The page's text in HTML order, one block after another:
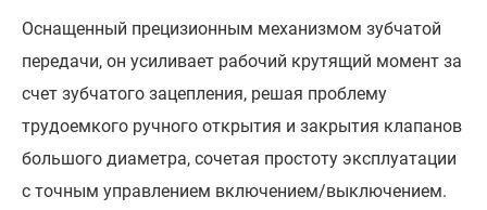
Оснащенный прецизионным механизмом зубчатой
передачи, он усиливает рабочий крутящий момент за
счет зубчатого зацепления, решая проблему
трудоемкого ручного открытия и закрытия клапанов
большого диаметра, сочетая простоту эксплуатации
с точным управлением включением/выключением.